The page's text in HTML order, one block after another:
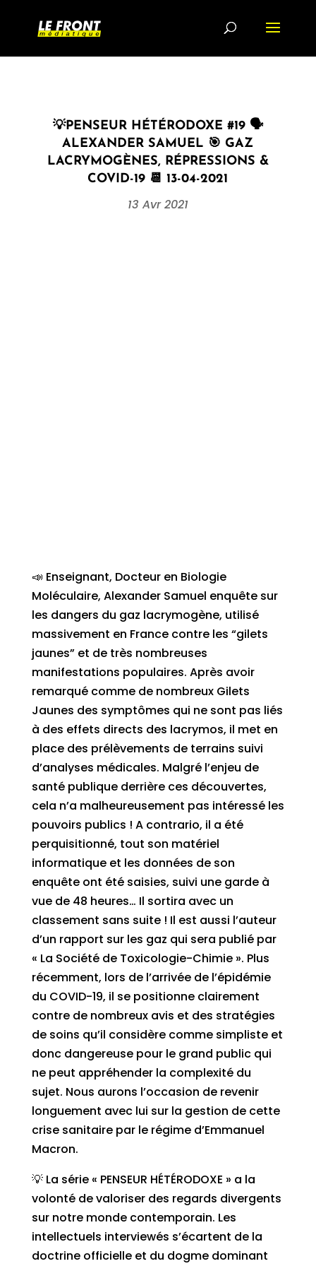
💡PENSEUR HÉTÉRODOXE #19 🗣
ALEXANDER SAMUEL 🎯 GAZ
LACRYMOGÈNES, RÉPRESSIONS &
COVID-19 📆 13-04-2021
13 Avr 2021
📣 Enseignant, Docteur en Biologie
Moléculaire, Alexander Samuel enquête sur
les dangers du gaz lacrymogène, utilisé
massivement en France contre les “gilets
jaunes” et de très nombreuses
manifestations populaires. Après avoir
remarqué comme de nombreux Gilets
Jaunes des symptômes qui ne sont pas liés
à des effets directs des lacrymos, il met en
place des prélèvements de terrains suivi
d’analyses médicales. Malgré l’enjeu de
santé publique derrière ces découvertes,
cela n’a malheureusement pas intéressé les
pouvoirs publics ! A contrario, il a été
perquisitionné, tout son matériel
informatique et les données de son
enquête ont été saisies, suivi une garde à
vue de 48 heures… Il sortira avec un
classement sans suite ! Il est aussi l’auteur
d’un rapport sur les gaz qui sera publié par
« La Société de Toxicologie-Chimie ». Plus
récemment, lors de l’arrivée de l’épidémie
du COVID-19, il se positionne clairement
contre de nombreux avis et des stratégies
de soins qu’il considère comme simpliste et
donc dangereuse pour le grand public qui
ne peut appréhender la complexité du
sujet. Nous aurons l’occasion de revenir
longuement avec lui sur la gestion de cette
crise sanitaire par le régime d’Emmanuel
Macron.
💡 La série « PENSEUR HÉTÉRODOXE » a la
volonté de valoriser des regards divergents
sur notre monde contemporain. Les
intellectuels interviewés s’écartent de la
doctrine officielle et du dogme dominant